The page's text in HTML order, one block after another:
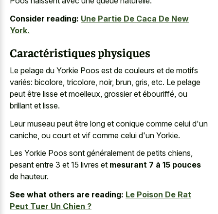
Consider reading: Une Partie De Caca De New
York.
Caractéristiques physiques
Le pelage du Yorkie Poos est de couleurs et de motifs
variés: bicolore, tricolore, noir, brun, gris, etc. Le pelage
peut être lisse et moelleux, grossier et ébouriffé, ou
brillant et lisse.
Leur museau peut être long et conique comme celui d'un
caniche, ou court et vif comme celui d'un Yorkie.
Les Yorkie Poos sont généralement de petits chiens,
pesant entre 3 et 15 livres et mesurant 7 à 15 pouces
de hauteur.
See what others are reading: Le Poison De Rat
Peut Tuer Un Chien ?